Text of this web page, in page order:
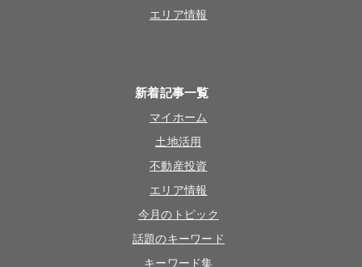
エリア情報
新着記事一覧
マイホーム
土地活用
不動産投資
エリア情報
今月のトピック
話題のキーワード
キーワード集